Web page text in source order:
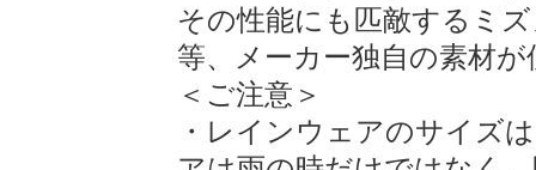
その性能にも匹敵するミ
等、メーカー独自の素材
＜ご注意＞
・レインウェアのサイズ